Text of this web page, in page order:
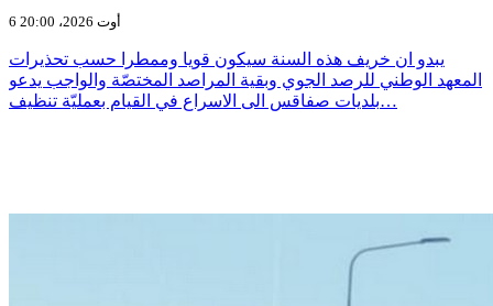
6 أوت 2026، 20:00
يبدو ان خريف هذه السنة سيكون قويا وممطرا حسب تحذيرات
المعهد الوطني للرصد الجوي وبقية المراصد المختصّة والواجب يدعو
بلديات صفاقس الى الاسراع في القيام بعمليّة تنظيف…